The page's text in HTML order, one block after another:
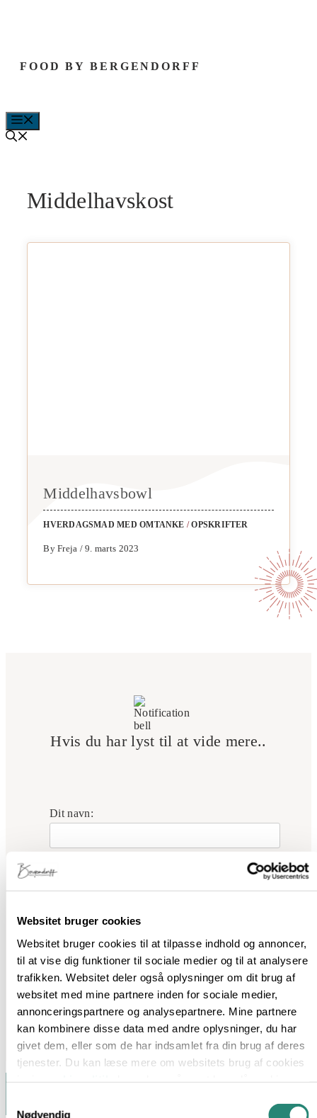
Websitet bruger cookies
Websitet bruger cookies til at tilpasse indhold og annoncer,
til at vise dig funktioner til sociale medier og til at analysere
trafikken. Websitet deler også oplysninger om dit brug af
websitet med mine partnere inden for sociale medier,
annonceringspartnere og analysepartnere. Mine partnere
kan kombinere disse data med andre oplysninger, du har
givet dem, eller som de har indsamlet fra din brug af deres
tjenester. Du kan læse mere om websitets brug af cookies
Nødvendig
FOOD BY BERGENDORFF
Middelhavskost
Middelhavsbowl
HVERDAGSMAD MED OMTANKE /OPSKRIFTER
By Freja / 9. marts 2023
Hvis du har lyst til at vide mere..
Dit navn:
Ved at tilmelde dig accepterer du, at vi behandler
dine oplysninger i overensstemmelse med vores
privatlivspolitik.